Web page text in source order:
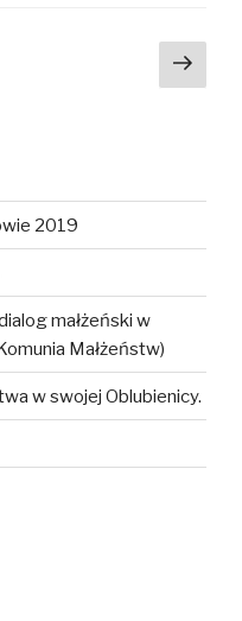
2019
małżeński w
Małżeństw)
w swojej Oblubienicy.